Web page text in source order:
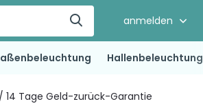
anmelden
Hallenbeleuchtung
14 Tage Geld-zurück-Garantie